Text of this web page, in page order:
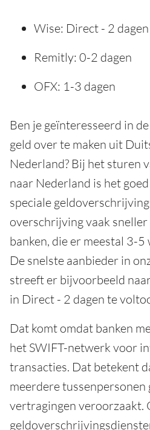
Wise: Direct - 2 dagen
Remitly: 0-2 dagen
OFX: 1-3 dagen
Ben je geïnteresseerd in
geld over te maken uit
Nederland? Bij het sturen
naar Nederland is het
speciale
overschrijving vaak
banken, die er meestal 3-
De snelste aanbieder in
streeft er bijvoorbeeld
in Direct - 2 dagen te
Dat komt omdat banken
het SWIFT-netwerk voor
transacties. Dat betekent
meerdere tussenpersonen
vertragingen veroorzaakt.